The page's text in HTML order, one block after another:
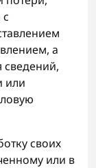
а
сведений,
или
своих
или в